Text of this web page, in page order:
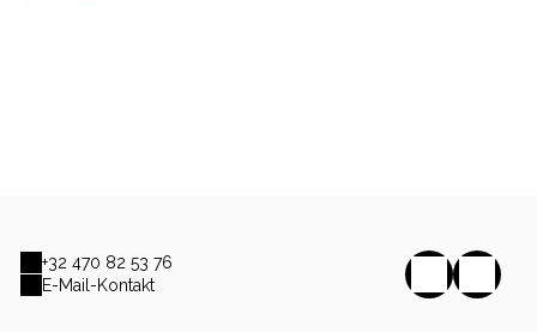
+32 470 82 53 76
E-Mail-Kontakt